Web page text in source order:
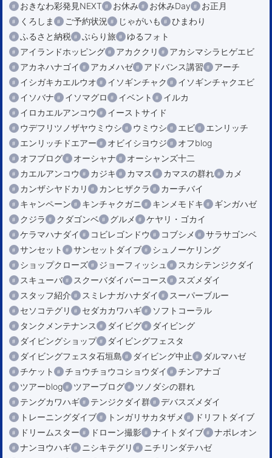
おきなわ彩発見NEXT
お休み お休みDay
お正月
くろしま
ご予約状況 じゃがいも
ひまわり
ふるさと納税
ぶらり旅
ゆるフォト
アイランドホッピング
アカククリ
アカシマシラヒゲエビ
アカネハナゴイ
アカメハゼ アドバンス講習
アーチ
イシガキカエルウオ
イソギンチャク
イソギンチャクエビ
イソバナ
イソマグロ イベント
イルカ
イロカエルアンコウ
イーストサイド
ウデフリツノザヤウミウシ
ウミウシ エビ
エンリッチ
エンリッチドエアー
オビイシヨウジ
オフblog
オフブログ
オーシャナ
オーシャンズ十二
カエルアンコウ
カジキ カマス カマスの群れ
カメ
カンザシヤドカリ
カンヒザクラ
カーチバイ
キャンペーン
キンチャクガニ キンメモドキ
ギンガハゼ
クジラ
クダゴンベ グルメ
ケヤリ・ゴカイ
ケラマハナダイ
コビレゴンドウ コブシメ
サラサゴンベ
サンセット
サンセットダイブ
シュノーケリング
ショップクローズ
ジョーフィッシュ
スカシテンジクダイ
スキューバ
スクーバダイバーコース
スズメダイ
スタッフ紹介
スミレナガハナダイ
スーパーブルー
セソコテグリ
セダカカワハギ
ソフトコーラル
タンクメンテナンス
ダイビグ
ダイビング
ダイビングショップ
ダイビングフェスタ
ダイビングフェスタ石垣島
ダイビング中止
ダルマハゼ
チケット
チョウチョウコショウダイ
チンアナゴ
ツアーblog
ツアーブログ
ツノダシの群れ
テングカワハギ
テンジクダイ群
デバスズメダイ
トレーニングダイブ
トンガリサカタザメ
ドリフトダイブ
ドリームスター
ドローン撮影 ナイトダイブ
ナポレオン
ナンヨウハギ
ニシキテグリ
ニチリンダテハゼ